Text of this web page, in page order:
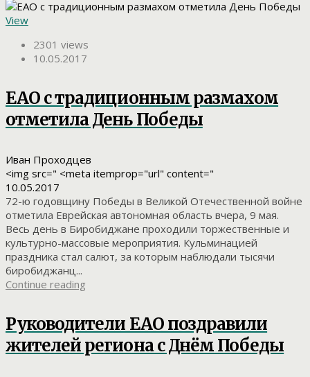
View
2301 views
10.05.2017
ЕАО с традиционным размахом
отметила День Победы
Иван Проходцев
<img src=" <meta itemprop="url" content="
10.05.2017
72-ю годовщину Победы в Великой Отечественной войне
отметила Еврейская автономная область вчера, 9 мая.
Весь день в Биробиджане проходили торжественные и
культурно-массовые мероприятия. Кульминацией
праздника стал салют, за которым наблюдали тысячи
биробиджанц...
Continue reading
Руководители ЕАО поздравили
жителей региона с Днём Победы